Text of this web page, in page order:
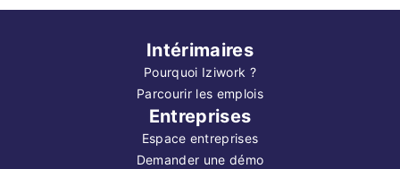
Intérimaires
Pourquoi Iziwork ?
Parcourir les emplois
Entreprises
Espace entreprises
Demander une démo